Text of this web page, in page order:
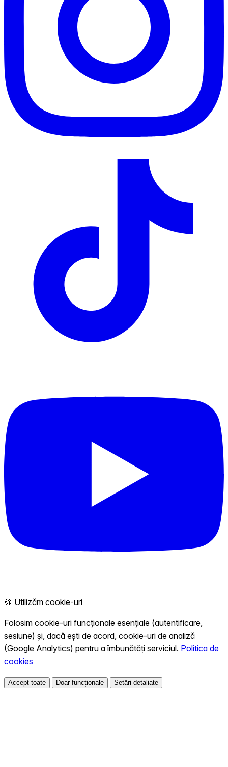
🍪 Utilizăm cookie-uri
Folosim cookie-uri funcționale esențiale (autentificare,
sesiune) și, dacă ești de acord, cookie-uri de analiză
(Google Analytics) pentru a îmbunătăți serviciul. Politica de
cookies
Accept toate Doar funcționale Setări detaliate